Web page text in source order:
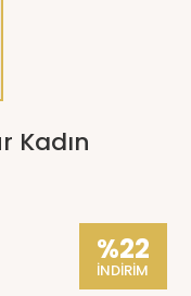
Kadın
%22
İNDİRİM